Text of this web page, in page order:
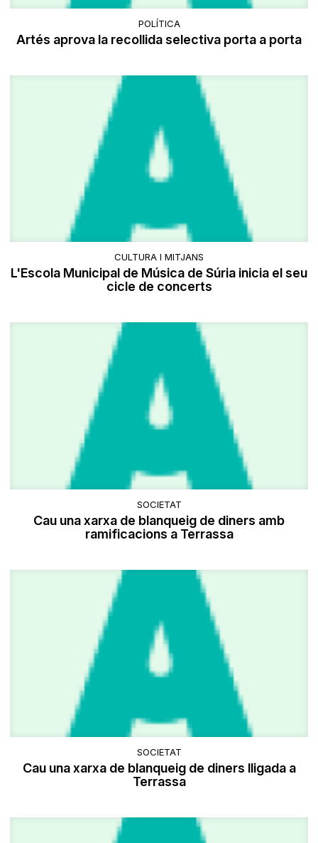
POLÍTICA
Artés aprova la recollida selectiva porta a porta
CULTURA I MITJANS
L'Escola Municipal de Música de Súria inicia el seu
cicle de concerts
SOCIETAT
Cau una xarxa de blanqueig de diners amb
ramificacions a Terrassa
SOCIETAT
Cau una xarxa de blanqueig de diners lligada a
Terrassa